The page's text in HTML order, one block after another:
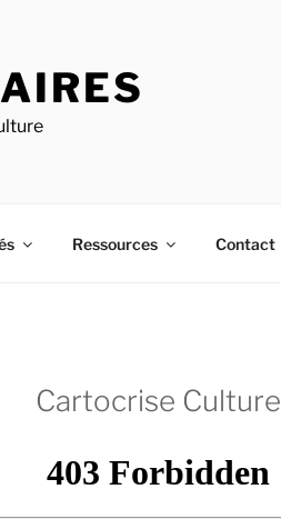
Ressources Contact
Cartocrise Culture